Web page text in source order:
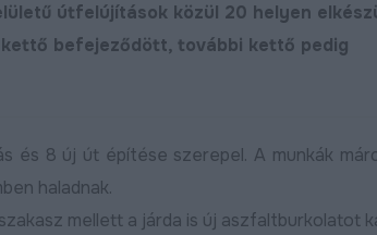
útfelújítások közül 20 helyen
befejeződött, további kettő pedig
8 új út építése szerepel. A munkák
haladnak.
mellett a járda is új aszfaltburkolatot